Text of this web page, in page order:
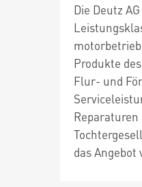
Die Deutz
Produkte
Flur- und
das